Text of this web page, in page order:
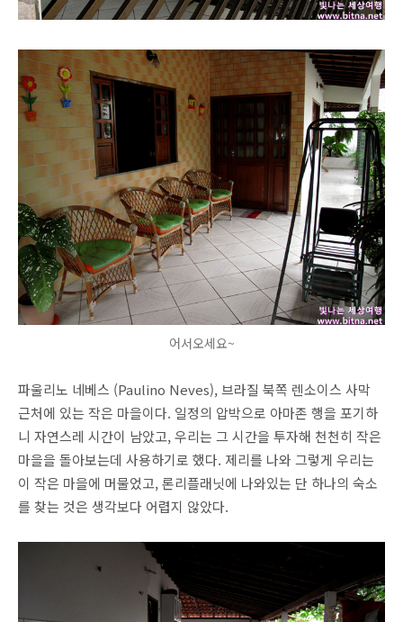
어서오세요~
파울리노 네베스 (Paulino Neves), 브라질 북쪽 렌소이스 사막
근처에 있는 작은 마을이다. 일정의 압박으로 아마존 행을 포기하
니 자연스레 시간이 남았고, 우리는 그 시간을 투자해 천천히 작은
마을을 돌아보는데 사용하기로 했다. 제리를 나와 그렇게 우리는
이 작은 마을에 머물었고, 론리플래닛에 나와있는 단 하나의 숙소
를 찾는 것은 생각보다 어렵지 않았다.